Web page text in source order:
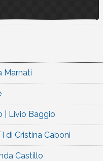
Marnati
| Livio Baggio
di Cristina Caboni
Castillo